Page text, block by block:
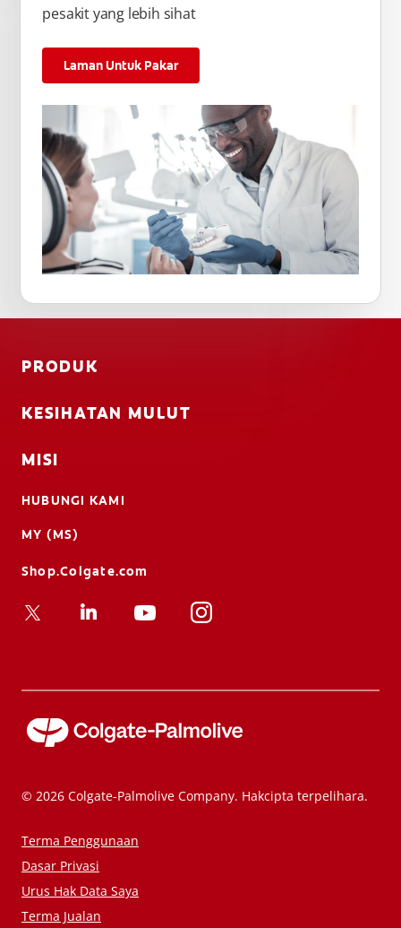
pesakit yang lebih sihat
Laman Untuk Pakar
PRODUK
KESIHATAN MULUT
MISI
HUBUNGI KAMI
MY (MS)
Shop.Colgate.com
© 2026 Colgate-Palmolive Company. Hakcipta terpelihara.
Terma Penggunaan
Dasar Privasi
Urus Hak Data Saya
Terma Jualan